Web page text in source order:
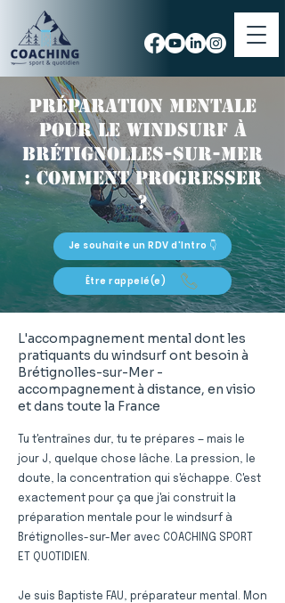
Préparation mentale
pour le windsurf à
Brétignolles-sur-Mer
: comment progresser
?
Je souhaite un RDV d'Intro 👇
Être rappelé(e)
L'accompagnement mental dont les
pratiquants du windsurf ont besoin à
Brétignolles-sur-Mer -
accompagnement à distance, en visio
et dans toute la France
Tu t'entraînes dur, tu te prépares — mais le
jour J, quelque chose lâche. La pression, le
doute, la concentration qui s'échappe. C'est
exactement pour ça que j'ai construit la
préparation mentale pour le windsurf à
Brétignolles-sur-Mer avec COACHING SPORT
ET QUOTIDIEN.
Je suis Baptiste FAU, préparateur mental. Mon